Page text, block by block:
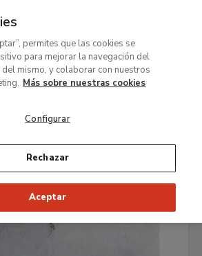
Ruta
de
Visita
Agenda
permites que las cookies se
para mejorar la navegación del
mismo, y colaborar con nuestros
Más sobre nuestras cookies
Configurar
Rechazar
Aceptar